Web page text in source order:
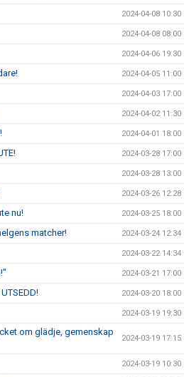
2024-04-08 10:30
2024-04-08 08:00
2024-04-06 19:30
2024-04-05 11:00
2024-04-03 17:00
2024-04-02 11:30
2024-04-01 18:00
2024-03-28 17:00
2024-03-28 13:00
2024-03-26 12:28
nu! 2024-03-25 18:00
matcher! 2024-03-24 12:34
2024-03-22 14:34
2024-03-21 17:00
2024-03-20 18:00
2024-03-19 19:30
om glädje, gemenskap
2024-03-19 17:15
2024-03-19 10:30